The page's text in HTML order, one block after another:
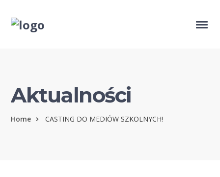
Aktualności
Home CASTING DO MEDIÓW SZKOLNYCH!